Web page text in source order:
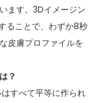
ます。3Dイメージン
ることで、わずか8秒
皮膚プロファイルを
？
すべて平等に作られ